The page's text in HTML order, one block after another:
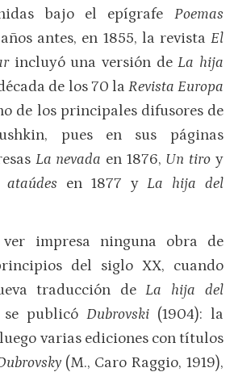
bajo el epígrafe Poemas
antes, en 1855, la revista El
incluyó una versión deLa hija
de los 70 la Revista Europa
de los principales difusores de
pues en sus páginas
La nevada en 1876, Un tiro y
en 1877 yLa hija del
impresa ninguna obra de
del siglo XX, cuando
traducción deLa hija del
se publicó Dubrovski (1904): la
varias ediciones con títulos
(M., Caro Raggio, 1919),